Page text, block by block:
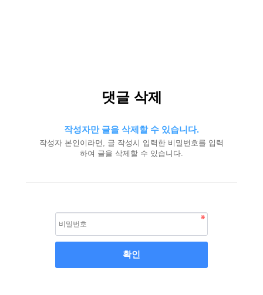
댓글 삭제
작성자만 글을 삭제할 수 있습니다.
작성자 본인이라면, 글 작성시 입력한 비밀번호를 입력
하여 글을 삭제할 수 있습니다.